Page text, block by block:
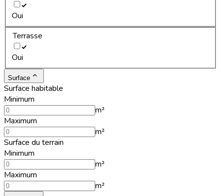
Oui
Terrasse
Oui
Surface
Surface habitable
Minimum
m²
Maximum
m²
Surface du terrain
Minimum
m²
Maximum
m²